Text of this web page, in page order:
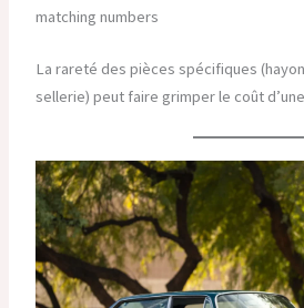
matching numbers
La rareté des pièces spécifiques
sellerie) peut faire grimper le coût